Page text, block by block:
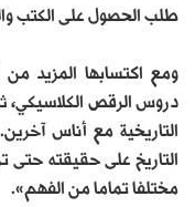
طلب الحصول على الكتب
ومع اكتسابها المزيد
دروس الرقص الكلاسيكي،
التاريخية مع أناس
التاريخ على حقيقته حتى
مختلفا تماما من الفهم».